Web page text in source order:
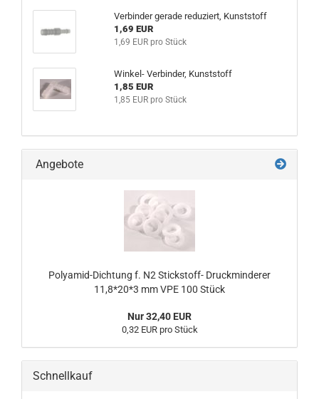
Verbinder gerade reduziert, Kunststoff
1,69 EUR
1,69 EUR pro Stück
Winkel- Verbinder, Kunststoff
1,85 EUR
1,85 EUR pro Stück
Angebote
Polyamid-Dichtung f. N2 Stickstoff- Druckminderer
11,8*20*3 mm VPE 100 Stück
Nur 32,40 EUR
0,32 EUR pro Stück
Schnellkauf